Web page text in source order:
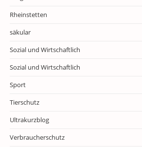
Rheinstetten
säkular
Sozial und Wirtschaftlich
Sozial und Wirtschaftlich
Sport
Tierschutz
Ultrakurzblog
Verbraucherschutz